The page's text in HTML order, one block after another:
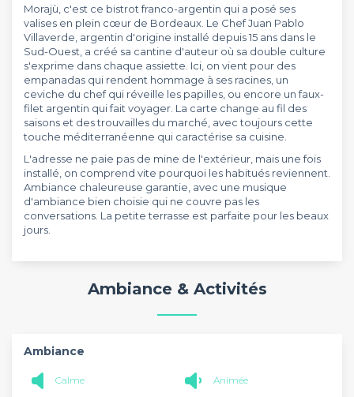
Morajù, c'est ce bistrot franco-argentin qui a posé ses
valises en plein cœur de Bordeaux. Le Chef Juan Pablo
Villaverde, argentin d'origine installé depuis 15 ans dans le
Sud-Ouest, a créé sa cantine d'auteur où sa double culture
s'exprime dans chaque assiette. Ici, on vient pour des
empanadas qui rendent hommage à ses racines, un
ceviche du chef qui réveille les papilles, ou encore un faux-
filet argentin qui fait voyager. La carte change au fil des
saisons et des trouvailles du marché, avec toujours cette
touche méditerranéenne qui caractérise sa cuisine.
L'adresse ne paie pas de mine de l'extérieur, mais une fois
installé, on comprend vite pourquoi les habitués reviennent.
Ambiance chaleureuse garantie, avec une musique
d'ambiance bien choisie qui ne couvre pas les
conversations. La petite terrasse est parfaite pour les beaux
jours.
Ambiance & Activités
Ambiance
Calme Animée